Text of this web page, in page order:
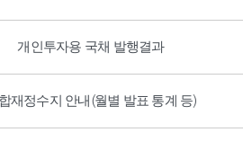
개인투자용 국채 발행결과
재정수지 안내(월별 발표 통계 등)